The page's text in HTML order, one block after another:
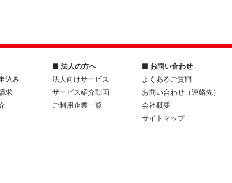
込み
求
■ 法人の方へ
法人向けサービス
サービス紹介動画
ご利用企業一覧
■ お問い合わせ
よくあるご質問
お問い合わせ（連絡先）
会社概要
サイトマップ